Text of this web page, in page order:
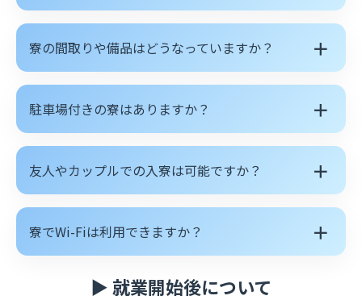
寮の間取りや備品はどうなっていますか？ ＋
駐車場付きの寮はありますか？ ＋
友人やカップルでの入寮は可能ですか？ ＋
寮でWi-Fiは利用できますか？ ＋
▶ 就業開始後について